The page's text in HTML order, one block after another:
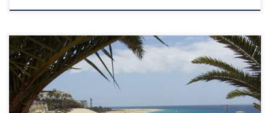
TAP Air Portugal bietet aktuell Flüge mit kurzem Zwischenstopp in
Lissabon von München oder Frankfurt auf die Kanaren nach
Fuerteventura an. Durch die Zwischenlandung kann man sogar